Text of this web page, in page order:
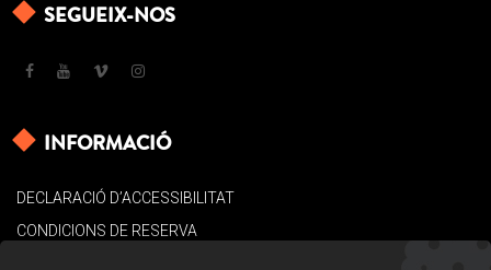
SEGUEIX-NOS
INFORMACIÓ
DECLARACIÓ D’ACCESSIBILITAT
CONDICIONS DE RESERVA